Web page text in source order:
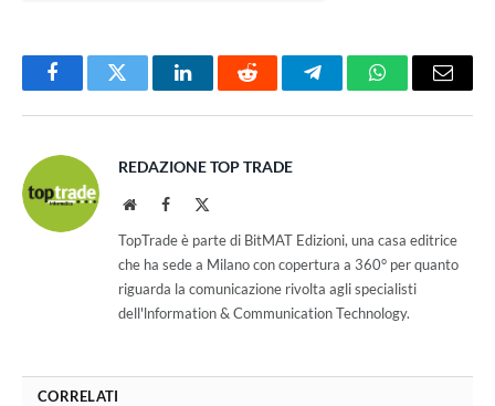
FacebookTwitter LinkedInReddit TelegramWhatsAppEmail
REDAZIONE TOP TRADE
WebsiteFacebook
TopTrade è parte di BitMAT Edizioni, una casa editrice
che ha sede a Milano con copertura a 360° per quanto
riguarda la comunicazione rivolta agli specialisti
dell'lnformation & Communication Technology.
CORRELATI